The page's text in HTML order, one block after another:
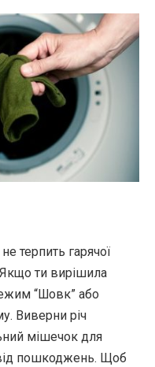
терпить гарячої
ти вирішила
“Шовк” або
Виверни річ
мішечок для
пошкоджень. Щоб